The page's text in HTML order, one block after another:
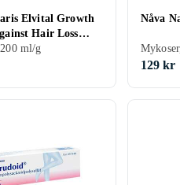
Elvital Growth
Hair Loss
ml/g
Nåva
129 kr